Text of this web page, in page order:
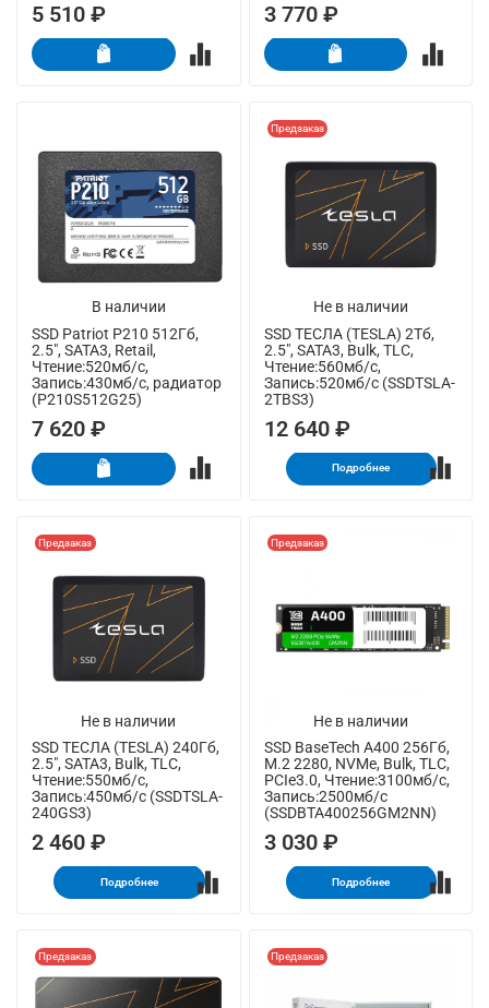
5 510 ₽ 3 770 ₽
В наличии
SSD Patriot P210 512Гб,
2.5", SATA3, Retail,
Чтение:520мб/с,
Запись:430мб/с, радиатор
(P210S512G25)
7 620 ₽
Не в наличии
Предзаказ
SSD ТЕСЛА (TESLA) 2Тб,
2.5", SATA3, Bulk, TLC,
Чтение:560мб/с,
Запись:520мб/с (SSDTSLA-
2TBS3)
12 640 ₽
Подробнее
Не в наличии
Предзаказ
SSD ТЕСЛА (TESLA) 240Гб,
2.5", SATA3, Bulk, TLC,
Чтение:550мб/с,
Запись:450мб/с (SSDTSLA-
240GS3)
2 460 ₽
Подробнее
Не в наличии
Предзаказ
SSD BaseTech A400 256Гб,
M.2 2280, NVMe, Bulk, TLC,
PCIe3.0, Чтение:3100мб/с,
Запись:2500мб/с
(SSDBTA400256GM2NN)
3 030 ₽
Подробнее
Предзаказ Предзаказ